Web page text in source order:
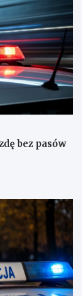
bez pasów